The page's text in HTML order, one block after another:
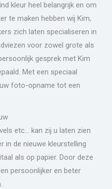
kleur heel belangrijk en om
te maken hebben wij Kim,
zich laten specialiseren in
voor zowel grote als
gesprek met Kim
Met een speciaal
foto-opname tot een
etc… kan zij u laten zien
in de nieuwe kleurstelling
als op papier. Door deze
persoonlijker en beter